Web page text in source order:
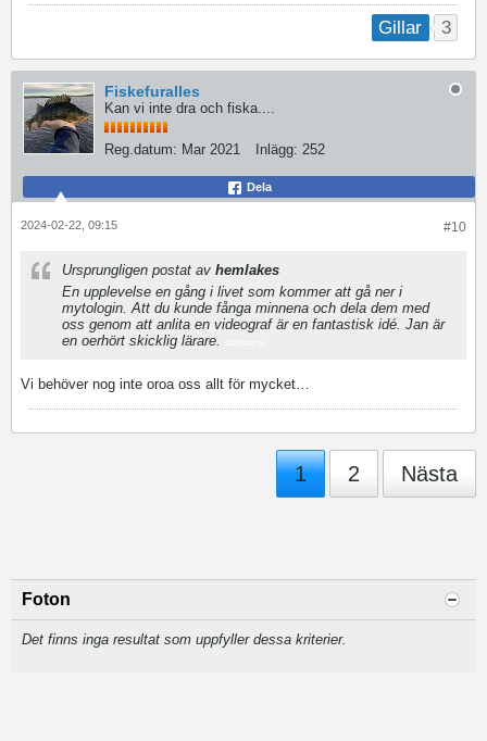
Gillar 3
Fiskefuralles
Kan vi inte dra och fiska....
Reg.datum: Mar 2021 Inlägg: 252
Dela
#10
2024-02-22, 09:15
Ursprungligen postat av hemlakes
En upplevelse en gång i livet som kommer att gå ner i
mytologin. Att du kunde fånga minnena och dela dem med
oss genom att anlita en videograf är en fantastisk idé. Jan är
en oerhört skicklig lärare.
Vi behöver nog inte oroa oss allt för mycket…
1 2 Nästa
Foton
Det finns inga resultat som uppfyller dessa kriterier.